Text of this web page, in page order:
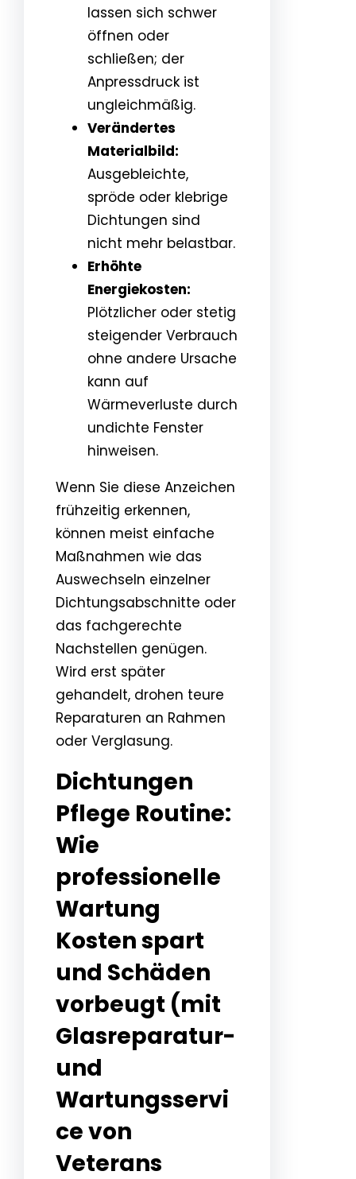
lassen sich schwer
öffnen oder
schließen; der
Anpressdruck ist
ungleichmäßig.
Verändertes
Materialbild:
Ausgebleichte,
spröde oder klebrige
Dichtungen sind
nicht mehr belastbar.
Erhöhte
Energiekosten:
Plötzlicher oder stetig
steigender Verbrauch
ohne andere Ursache
kann auf
Wärmeverluste durch
undichte Fenster
hinweisen.
Wenn Sie diese Anzeichen
frühzeitig erkennen,
können meist einfache
Maßnahmen wie das
Auswechseln einzelner
Dichtungsabschnitte oder
das fachgerechte
Nachstellen genügen.
Wird erst später
gehandelt, drohen teure
Reparaturen an Rahmen
oder Verglasung.
Dichtungen
Pflege Routine:
Wie
professionelle
Wartung
Kosten spart
und Schäden
vorbeugt (mit
Glasreparatur-
und
Wartungsservi
ce von
Veterans